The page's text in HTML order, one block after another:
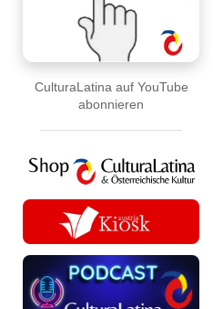
CulturaLatina auf YouTube
abonnieren